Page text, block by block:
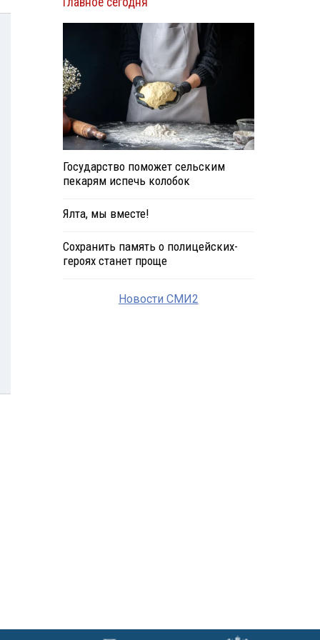
Государство поможет сельским
пекарям испечь колобок
Ялта, мы вместе!
Сохранить память о полицейских-
героях станет проще
Новости СМИ2